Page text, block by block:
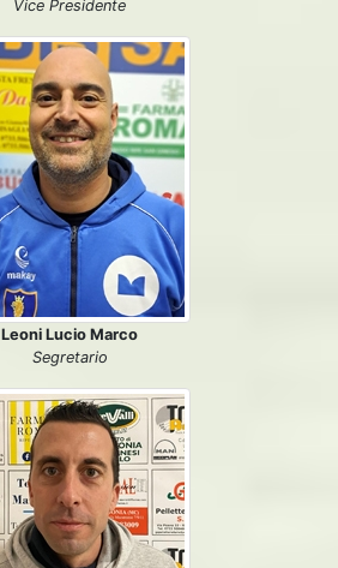
Vice Presidente
Leoni Lucio Marco
Segretario